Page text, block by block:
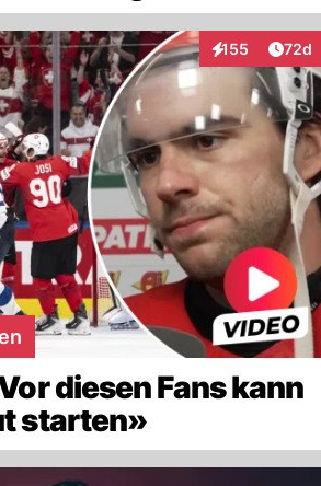
155
Interaktionen
72d
diesen Fans kann
starten»